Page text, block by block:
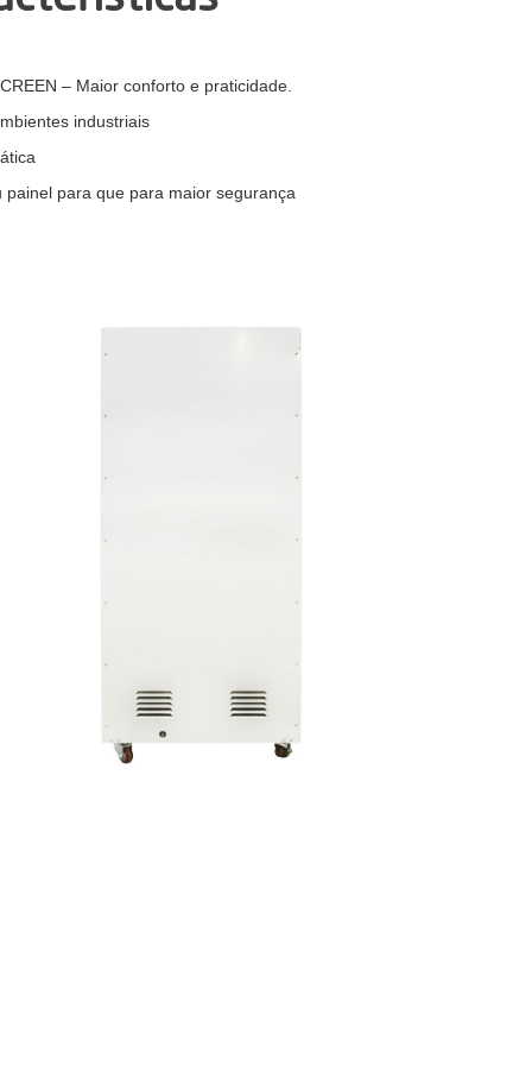
– Maior conforto e praticidade.
industriais
painel para que para maior segurança